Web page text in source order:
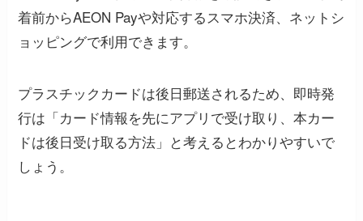
着前からAEON Payや対応するスマホ決済、ネットシ
ョッピングで利用できます。
プラスチックカードは後日郵送されるため、即時発
行は「カード情報を先にアプリで受け取り、本カー
ドは後日受け取る方法」と考えるとわかりやすいで
しょう。